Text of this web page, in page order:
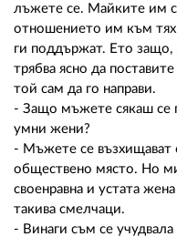
лъжете се. Майките им
отношението им към
ги поддържат. Ето защо,
трябва ясно да
той сам да го направи.
- Защо мъжете сякаш се
умни жени?
- Мъжете се възхищават
обществено място. Но
своенравна и устата
такива смелчаци.
- Винаги съм се